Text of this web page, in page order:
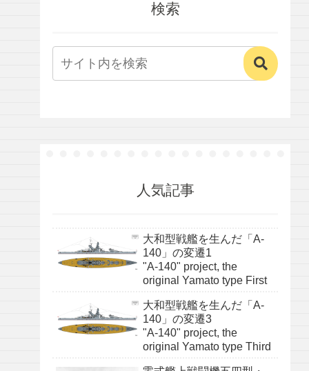
検索
人気記事
大和型戦艦を生んだ「A-
140」の変遷1
"A-140" project, the
original Yamato type First
大和型戦艦を生んだ「A-
140」の変遷3
"A-140" project, the
original Yamato type Third